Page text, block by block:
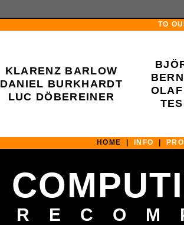
TO
KLARENZ BARLOW
DANIEL BURKHARDT
LUC DÖBEREINER
HOME | INFO